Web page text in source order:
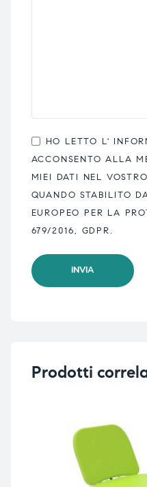
HO LETTO L'
ACCONSENTO ALLA
MIEI DATI NEL
QUANDO STABILITO
EUROPEO PER LA
679/2016, GDPR.
Prodotti